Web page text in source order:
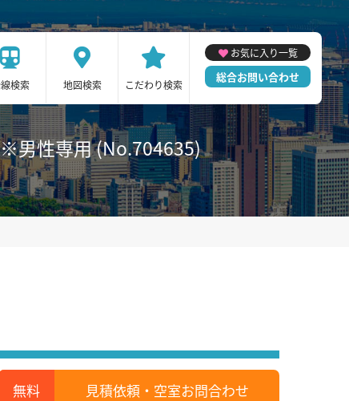
検索 地図検索 こだわり検索
お気に入り一覧
総合お問い合わせ
男性専用 (No.704635)
見積依頼・空室お問合わせ